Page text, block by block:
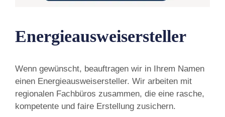
Energieausweisersteller
Wenn gewünscht, beauftragen wir in Ihrem Namen
einen Energieausweisersteller. Wir arbeiten mit
regionalen Fachbüros zusammen, die eine rasche,
kompetente und faire Erstellung zusichern.